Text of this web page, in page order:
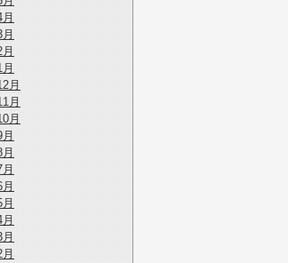
月
月
月